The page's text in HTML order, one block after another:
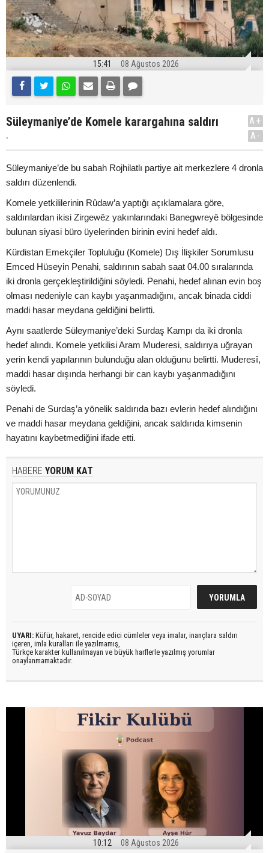
15:41 08 Ağustos 2026
Süleymaniye’de Komele karargahına saldırı
.
A+
A-
Süleymaniye’de bu sabah Rojhilatlı partiye ait merkezlere 4 dronla
saldırı düzenlendi.
Komele yetkililerinin Rûdaw’a yaptığı açıklamalara göre,
saldırılardan ikisi Zirgewêz yakınlarındaki Banegwreyê bölgesinde
bulunan siyasi büro üyelerinden birinin evini hedef aldı.
Kürdistan Emekçiler Topluluğu (Komele) Dış İlişkiler Sorumlusu
Emced Hüseyin Penahi, saldırının sabah saat 04.00 sıralarında
iki dronla gerçekleştirildiğini söyledi. Penahi, hedef alınan evin boş
olması nedeniyle can kaybı yaşanmadığını, ancak binada ciddi
maddi hasar meydana geldiğini belirtti.
Aynı saatlerde Süleymaniye’deki Surdaş Kampı da iki dronla
hedef alındı. Komele yetkilisi Aram Muderesi, saldırıya uğrayan
yerin kendi yapılarının bulunduğu alan olduğunu belirtti. Muderesî,
maddi hasar dışında herhangi bir can kaybı yaşanmadığını
söyledi.
Penahi de Surdaş’a yönelik saldırıda bazı evlerin hedef alındığını
ve maddi hasar meydana geldiğini, ancak saldırıda kimsenin
hayatını kaybetmediğini ifade etti.
HABERE YORUM KAT
UYARI: Küfür, hakaret, rencide edici cümleler veya imalar, inançlara saldırı
içeren, imla kuralları ile yazılmamış,
Türkçe karakter kullanılmayan ve büyük harflerle yazılmış yorumlar
onaylanmamaktadır.
10:12 08 Ağustos 2026